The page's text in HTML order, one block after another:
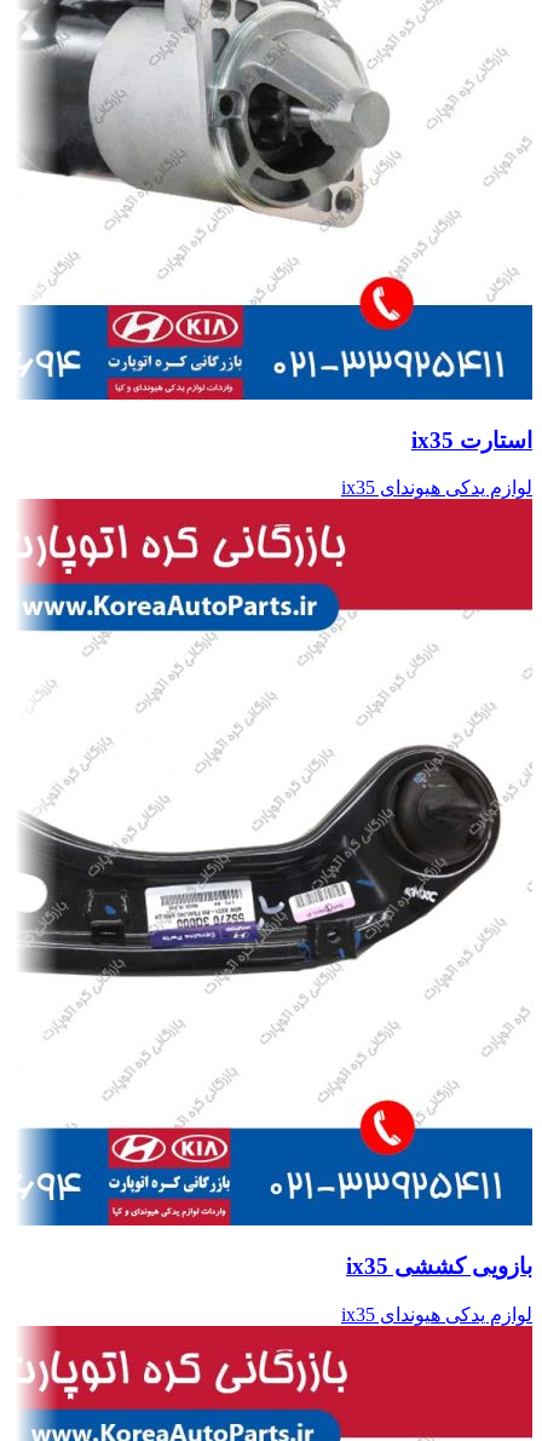
استارت ix35
لوازم یدکی هیوندای ix35
بازویی کششی ix35
لوازم یدکی هیوندای ix35